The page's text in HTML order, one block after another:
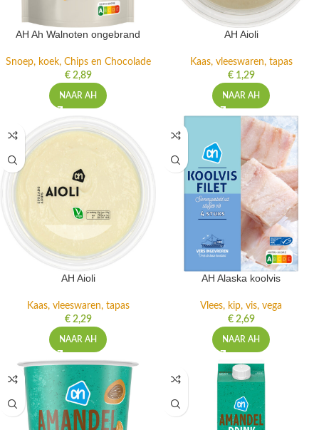
AH Ah Walnoten ongebrand
Snoep, koek, Chips en Chocolade
€2,89
NAAR AH
AH Aioli
Kaas, vleeswaren, tapas
€1,29
NAAR AH
AH Aioli
Kaas, vleeswaren, tapas
€2,29
NAAR AH
AH Alaska koolvis
Vlees, kip, vis, vega
€2,69
NAAR AH